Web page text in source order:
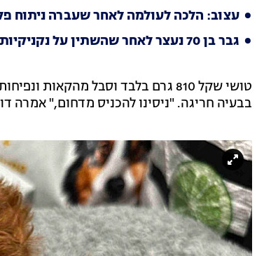
עצוב: הלכה לעולמה לאחר שעברה ניתוח
גבר בן 70 נעצר לאחר שהשתין על נקניקיות ובשר חזיר משומר
טושי שקל 810 גרם בלבד וסבל
בבעיה חריגה. "ניסינו להכניס מדחום," אמרה